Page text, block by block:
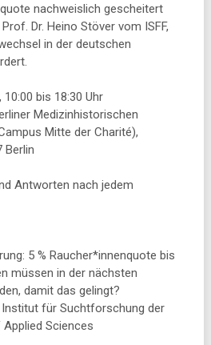
nachweislich gescheitert
Dr. Heino Stöver vom ISFF,
in der deutschen
bis 18:30 Uhr
Medizinhistorischen
Mitte der Charité),
Berlin
Antworten nach jedem
5 % Raucher*innenquote bis
müssen in der nächsten
damit das gelingt?
Institut für Suchtforschung der
Sciences